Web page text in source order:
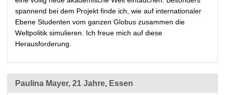
spannend bei dem Projekt finde ich, wie auf internationaler
Ebene Studenten vom ganzen Globus zusammen die
Weltpolitik simulieren. Ich freue mich auf diese
Herausforderung.
Paulina Mayer, 21 Jahre, Essen